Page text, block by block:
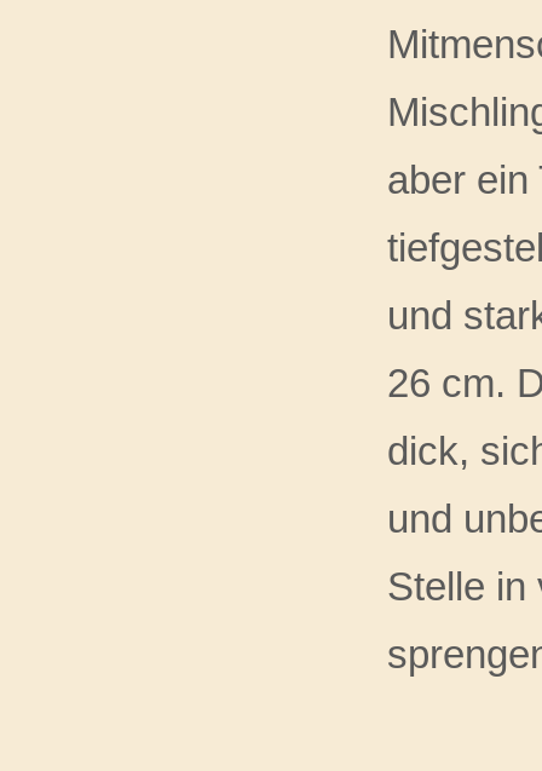
aber ein
und
26 cm.
dick,
und
Stelle in